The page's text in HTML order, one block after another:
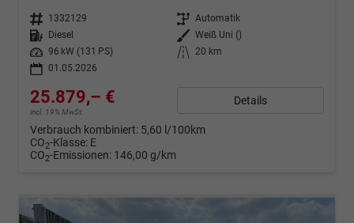
Fahrzeugnr. 1332129 Getriebe Automatik
Kraftstoff
Diesel Außenfarbe Weiß Uni ()
Leistung
96 kW (131 PS) Kilometerstand
20 km
01.05.2026
25.879,– €
incl. 19% MwSt.
Details
Verbrauch kombiniert: 5,60 l/100km
CO2-Klasse: E
CO2-Emissionen: 146,00 g/km